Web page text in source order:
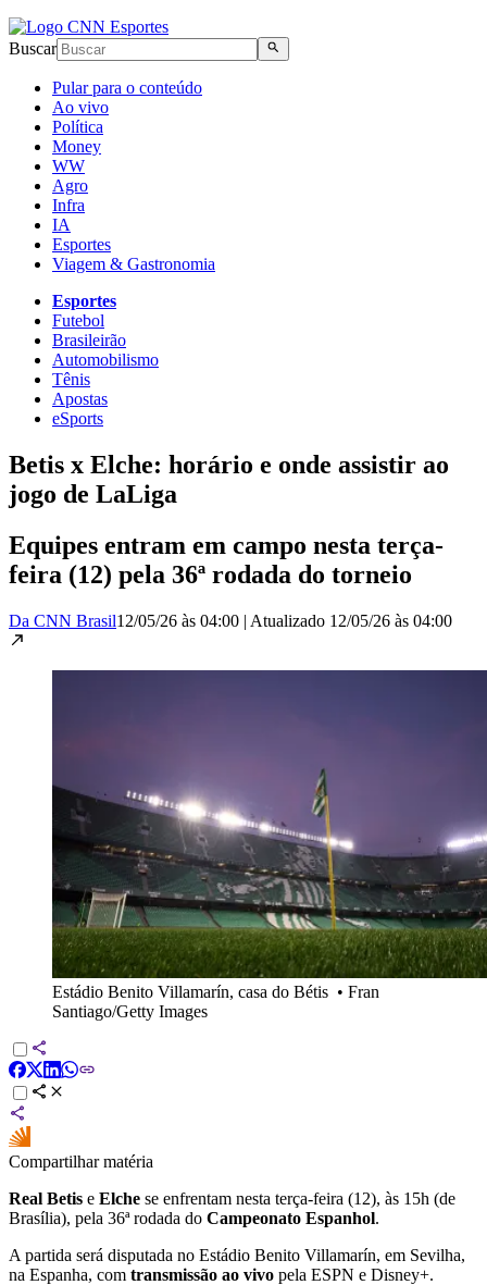
Buscar
Pular para o conteúdo
Ao vivo
Política
Money
WW
Agro
Infra
IA
Esportes
Viagem & Gastronomia
Esportes
Futebol
Brasileirão
Automobilismo
Tênis
Apostas
eSports
Betis x Elche: horário e onde assistir ao
jogo de LaLiga
Equipes entram em campo nesta terça-
feira (12) pela 36ª rodada do torneio
Da CNN Brasil12/05/26 às 04:00 | Atualizado 12/05/26 às 04:00
Estádio Benito Villamarín, casa do Bétis • Fran
Santiago/Getty Images
Compartilhar matéria
Real Betis e Elche se enfrentam nesta terça-feira (12), às 15h (de
Brasília), pela 36ª rodada do Campeonato Espanhol.
A partida será disputada no Estádio Benito Villamarín, em Sevilha,
na Espanha, com transmissão ao vivo pela ESPN e Disney+.